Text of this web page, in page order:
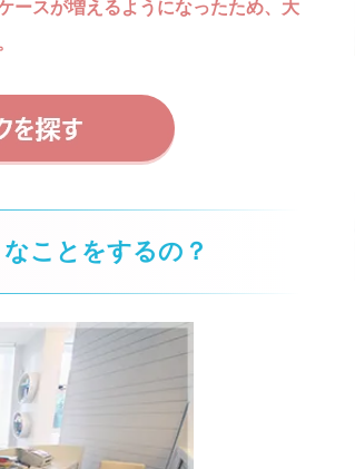
ースが増えるようになったため、大
ことをするの？